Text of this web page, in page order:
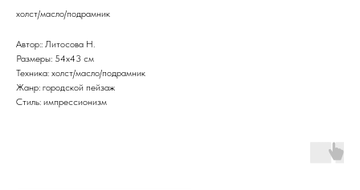
холст/масло/подрамник
Автор:: Литосова Н.
Размеры: 54x43 см
Техника: холст/масло/подрамник
Жанр: городской пейзаж
Стиль: импрессионизм